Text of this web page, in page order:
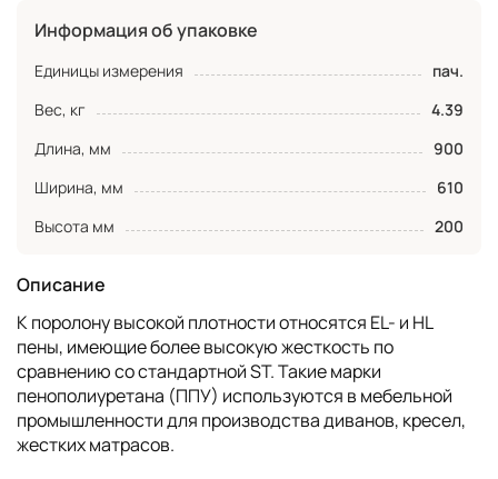
Описание
К поролону высокой плотности относятся EL- и HL
пены, имеющие более высокую жесткость по
сравнению со стандартной ST. Такие марки
пенополиуретана (ППУ) используются в мебельной
промышленности для производства диванов, кресел,
жестких матрасов.
Информация об упаковке
Единицы измерения
пач.
Вес, кг
4.39
Длина, мм
900
Ширина, мм
610
Высота мм
200